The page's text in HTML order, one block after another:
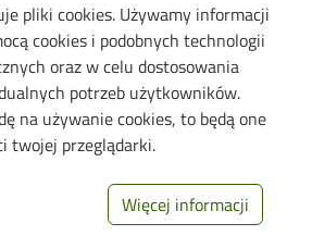
pliki cookies. Używamy informacji
cookies i podobnych technologii
oraz w celu dostosowania
potrzeb użytkowników.
na używanie cookies, to będą one
twojej przeglądarki.
Więcej informacji
Research
for
Candidates